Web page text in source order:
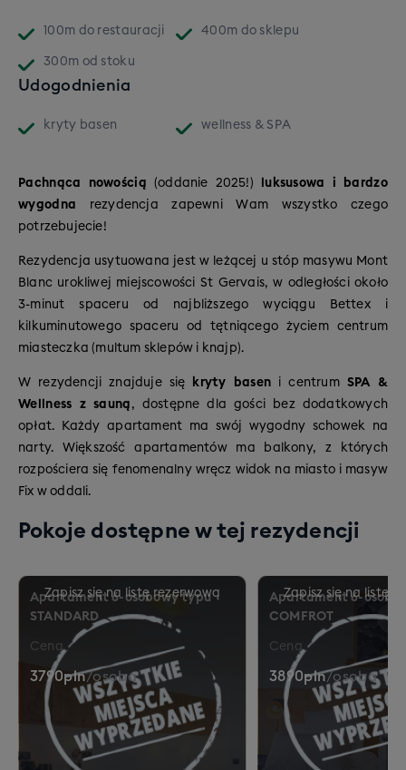
zatopione malowniczo w lasach, jak i bezkresne
połacie wysokogórskie.
W ośrodku Evasion Mont Blanc jeździmy
struktura tras (pod względem km) wygląda
47% tras łatwych – idealne dla początkujących
(niebieskie, zielone i trawersy)
37% tras średnich – dla
100m do restauracji 400m do sklepu
300m od stoku
Udogodnienia
kryty basen wellness & SPA
Pachnąca nowością (oddanie 2025!)
luksusowa i bardzo
wygodna rezydencja zapewni Wam wszystko czego
potrzebujecie!
Rezydencja usytuowana jest w leżącej u stóp masywu Mont
Blanc urokliwej miejscowości St Gervais, w odległości około
3-minut spaceru od najbliższego wyciągu Bettex i
kilkuminutowego spaceru od tętniącego życiem centrum
miasteczka (multum sklepów i knajp).
W rezydencji znajduje się kryty basen i centrum SPA &
Wellness z sauną , dostępne dla gości bez dodatkowych
opłat. Każdy apartament ma swój wygodny schowek na
narty. Większość apartamentów ma balkony, z których
rozpościera się fenomenalny wręcz widok na miasto i masyw
Fix w oddali.
Pokoje dostępne w tej rezydencji
Apartament 6-osobowy typu
STANDARD
Cena
3790pln/osoba
Apartament 6-
COMFROT
Cena
3890pln/osoba